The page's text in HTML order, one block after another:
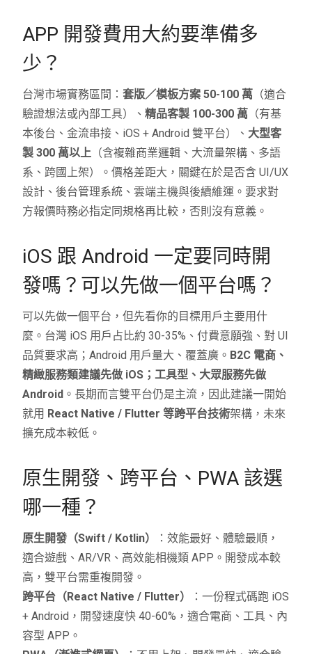
APP 開發費用大約要準備多
少？
台灣市場實務區間：套版／模板方案 50-100 萬 （適合
驗證想法或內部工具）、精品客製 100-300 萬 （有基
本後台、金流串接、iOS + Android 雙平台）、 大型客
製 300 萬以上 （含複雜商業邏輯、大流量架構、多語
系、跨國上架）。價格差距大，關鍵在於是否含 UI/UX
設計、後台管理系統、雲端主機與後續維運。要求對
方報價時務必指定同規格再比較，否則沒有意義。
iOS 跟 Android 一定要同時開
發嗎？可以先做一個平台嗎？
可以先做一個平台，但先看你的目標用戶主要用什
麼。台灣 iOS 用戶占比約 30-35%、付費意願強、對 UI
品質要求高；Android 用戶量大、覆蓋廣。 B2C 電商、
精緻服務類建議先做 iOS；工具型、大眾服務先做
Android 。長期而言雙平台仍是主流，因此建議一開始
就用 React Native / Flutter 等跨平台技術架構，未來
擴充成本較低。
原生開發、跨平台、PWA 該選
哪一種？
原生開發（Swift / Kotlin）
：效能最好、體驗最順，
適合遊戲、AR/VR、高效能相機類 APP。開發成本較
高，雙平台需重複開發。
跨平台（React Native / Flutter）
：一份程式碼跑 iOS
+ Android，開發速度快 40-60%，適合電商、工具、內
容型 APP。